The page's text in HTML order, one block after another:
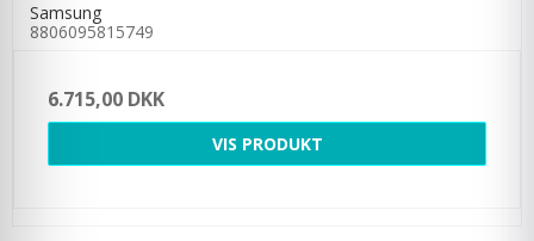
Samsung
8806095815749
6.715,00 DKK
VIS PRODUKT